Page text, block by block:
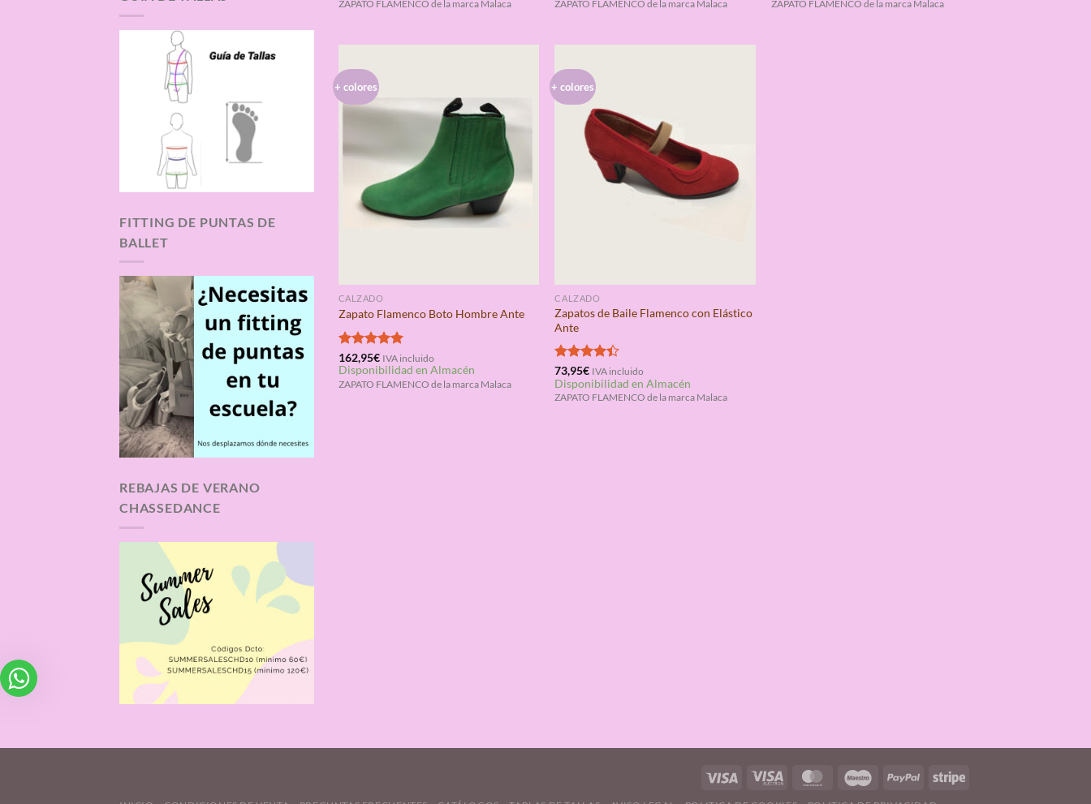
FITTING DE PUNTAS DE
BALLET
REBAJAS DE VERANO
CHASSEDANCE
ZAPATO FLAMENCO de la marca Malaca ZAPATO FLAMENCO de la marca Malaca ZAPATO FLAMENCO de la marca Malaca
+ colores
CALZADO
Zapato Flamenco Boto Hombre Ante
Valorado
con5.00
de 5
162,95€ IVA incluido
Disponibilidad en Almacén
ZAPATO FLAMENCO de la marca Malaca
+ colores
CALZADO
Zapatos de Baile Flamenco con Elástico
Ante
Valorado
con4.33
de 5
73,95€ IVA incluido
Disponibilidad en Almacén
ZAPATO FLAMENCO de la marca Malaca